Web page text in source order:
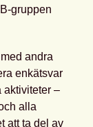
gruppen
andra
enkätsvar
aktiviteter –
alla
att ta del av